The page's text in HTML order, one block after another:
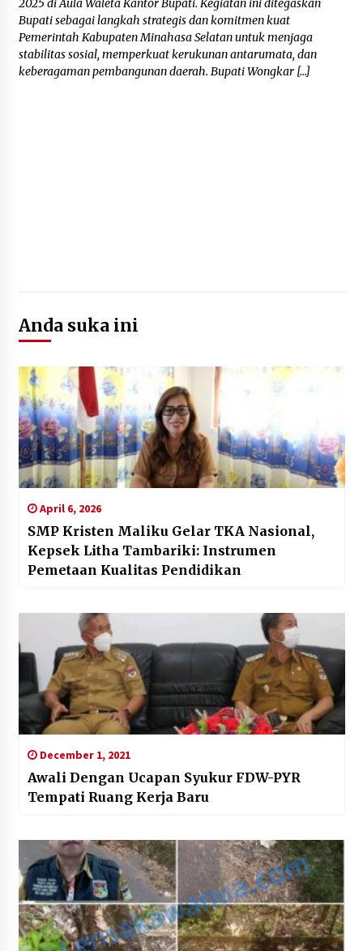
2025 di Aula Waleta Kantor Bupati.‎‎ Kegiatan ini ditegaskan
Bupati sebagai langkah strategis dan komitmen kuat
Pemerintah Kabupaten Minahasa Selatan untuk menjaga
stabilitas sosial, memperkuat kerukunan antarumata, dan
keberagaman pembangunan daerah.‎ Bupati Wongkar […]
Anda suka ini
April 6, 2026
SMP Kristen Maliku Gelar TKA Nasional,
Kepsek Litha Tambariki: Instrumen
Pemetaan Kualitas Pendidikan
December 1, 2021
Awali Dengan Ucapan Syukur FDW-PYR
Tempati Ruang Kerja Baru